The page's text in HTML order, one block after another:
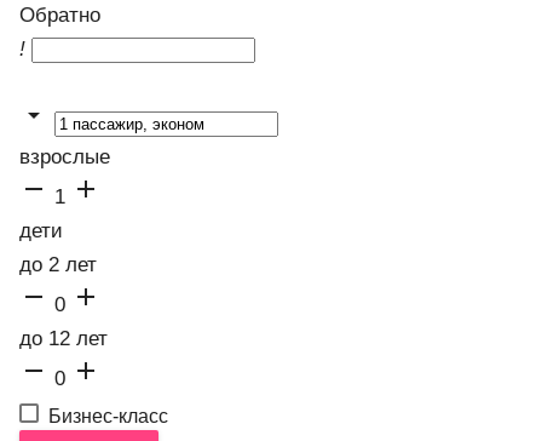
Обратно
!

взрослые
 1 
дети
до 2 лет
 0 
до 12 лет
 0 
Бизнес-класс